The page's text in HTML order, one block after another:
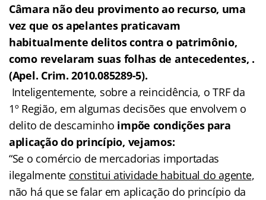
Câmara não deu provimento ao recurso, uma
vez que os apelantes praticavam
habitualmente delitos contra o patrimônio,
como revelaram suas folhas de antecedentes, .
(Apel. Crim. 2010.085289-5).
Inteligentemente, sobre a reincidência, o TRF da
1º Região, em algumas decisões que envolvem o
delito de descaminho impõe condições para
aplicação do princípio, vejamos:
“Se o comércio de mercadorias importadas
ilegalmente constitui atividade habitual do agente,
não há que se falar em aplicação do princípio da